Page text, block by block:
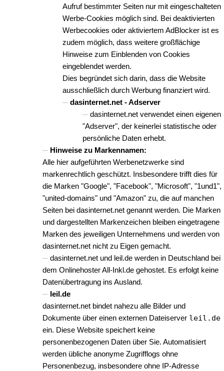
Aufruf bestimmter Seiten nur mit eingeschalteten
Werbe-Cookies möglich sind. Bei deaktivierten
Werbecookies oder aktiviertem AdBlocker ist es
zudem möglich, dass weitere großflächige
Hinweise zum Einblenden von Cookies
eingeblendet werden.
Dies begründet sich darin, dass die Website
ausschließlich durch Werbung finanziert wird.
dasinternet.net - Adserver
dasinternet.net verwendet einen eigenen
"Adserver", der keinerlei statistische oder
persönliche Daten erhebt.
Hinweise zu Markennamen:
Alle hier aufgeführten Werbenetzwerke sind
markenrechtlich geschützt. Insbesondere trifft dies für
die Marken "Google", "Facebook", "Microsoft", "1und1",
"united-domains" und "Amazon" zu, die auf manchen
Seiten bei dasinternet.net genannt werden. Die Marken
und dargestellten Markenzeichen bleiben eingetragene
Marken des jeweiligen Unternehmens und werden von
dasinternet.net nicht zu Eigen gemacht.
dasinternet.net und leil.de werden in Deutschland bei
dem Onlinehoster All-Inkl.de gehostet. Es erfolgt keine
Datenübertragung ins Ausland.
leil.de
dasinternet.net bindet nahezu alle Bilder und
Dokumente über einen externen Dateiserver leil.de
ein. Diese Website speichert keine
personenbezogenen Daten über Sie. Automatisiert
werden übliche anonyme Zugrifflogs ohne
Personenbezug, insbesondere ohne IP-Adresse